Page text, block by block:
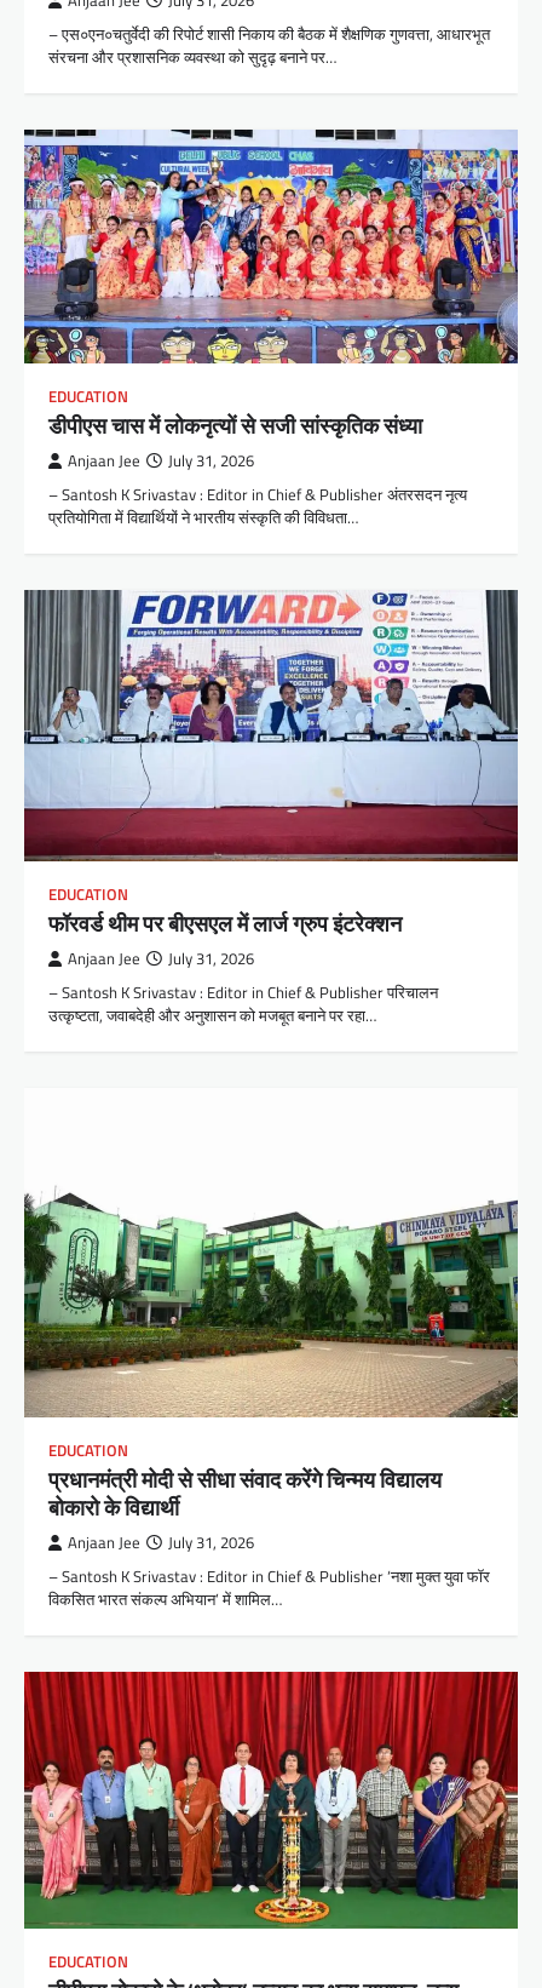
– एस०एन०चतुर्वेदी की रिपोर्ट शासी निकाय की बैठक में शैक्षणिक गुणवत्ता, आधारभूत
संरचना और प्रशासनिक व्यवस्था को सुदृढ़ बनाने पर…
EDUCATION
डीपीएस चास में लोकनृत्यों से सजी सांस्कृतिक संध्या
Anjaan Jee July 31, 2026
– Santosh K Srivastav : Editor in Chief & Publisher अंतरसदन नृत्य
प्रतियोगिता में विद्यार्थियों ने भारतीय संस्कृति की विविधता…
EDUCATION
फॉरवर्ड थीम पर बीएसएल में लार्ज ग्रुप इंटरेक्शन
Anjaan Jee July 31, 2026
– Santosh K Srivastav : Editor in Chief & Publisher परिचालन
उत्कृष्टता, जवाबदेही और अनुशासन को मजबूत बनाने पर रहा…
EDUCATION
प्रधानमंत्री मोदी से सीधा संवाद करेंगे चिन्मय विद्यालय
बोकारो के विद्यार्थी
Anjaan Jee July 31, 2026
– Santosh K Srivastav : Editor in Chief & Publisher ‘नशा मुक्त युवा फॉर
विकसित भारत संकल्प अभियान’ में शामिल…
EDUCATION